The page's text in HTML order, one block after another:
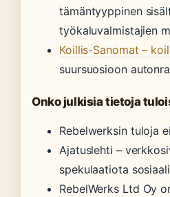
tämäntyyppinen
työkaluvalmistajien
Koillis-Sanomat –
suursuosioon
Onko julkisia tietoja
Rebelwerksin tuloja
Ajatuslehti –
spekulaatiota
RebelWerks Ltd Oy